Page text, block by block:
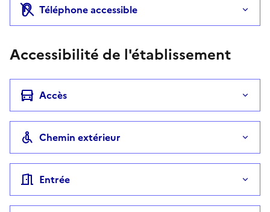
Téléphone accessible
Accessibilité de l'établissement
Accès
Chemin extérieur
Entrée